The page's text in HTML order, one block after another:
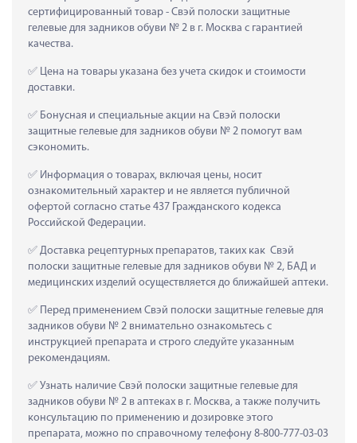
сертифицированный товар - Свэй полоски защитные
гелевые для задников обуви № 2 в г. Москва с гарантией
качества.
Цена на товары указана без учета скидок и стоимости
доставки.
Бонусная и специальные акции на Свэй полоски
защитные гелевые для задников обуви № 2 помогут вам
сэкономить.
Информация о товарах, включая цены, носит
ознакомительный характер и не является публичной
офертой согласно статье 437 Гражданского кодекса
Российской Федерации.
Доставка рецептурных препаратов, таких как  Свэй
полоски защитные гелевые для задников обуви № 2, БАД и
медицинских изделий осуществляется до ближайшей аптеки.
Перед применением Свэй полоски защитные гелевые для
задников обуви № 2 внимательно ознакомьтесь с
инструкцией препарата и строго следуйте указанным
рекомендациям.
Узнать наличие Свэй полоски защитные гелевые для
задников обуви № 2 в аптеках в г. Москва, а также получить
консультацию по применению и дозировке этого
препарата, можно по справочному телефону 8-800-777-03-03